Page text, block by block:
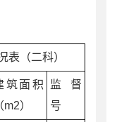
二科）
筑面积
m2）
监督
号